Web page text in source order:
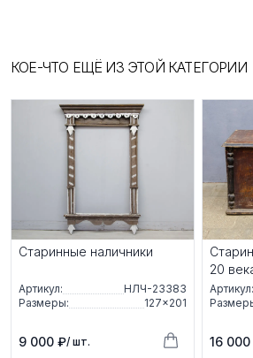
КОЕ-ЧТО ЕЩЁ ИЗ ЭТОЙ КАТЕГОРИИ
Старинные наличники
Артикул:
НЛЧ-23383
Размеры:
127×201
9 000 ₽/ шт.
20
Артикул:
16